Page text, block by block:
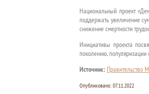
Национальный проект
поддержать увеличение
снижение смертности
Инициативы проекта
поколению,
Источник: Правительство
Опубликовано: 07.11.2022